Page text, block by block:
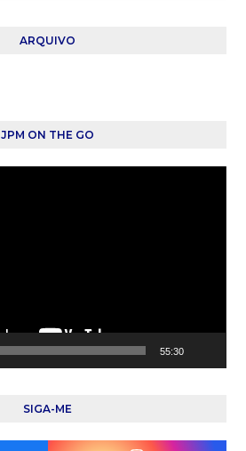
ARQUIVO
JPM ON THE GO
55:30
SIGA-ME